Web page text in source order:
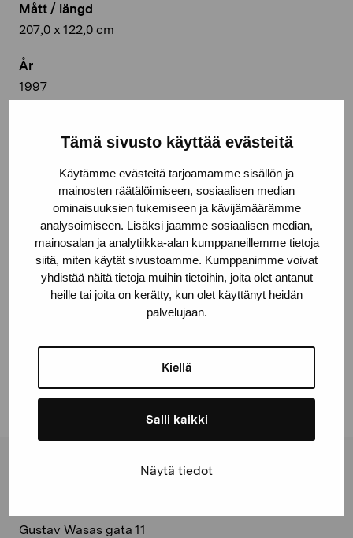
Tämä sivusto käyttää evästeitä
Käytämme evästeitä tarjoamamme sisällön ja
mainosten räätälöimiseen, sosiaalisen median
ominaisuuksien tukemiseen ja kävijämäärämme
analysoimiseen. Lisäksi jaamme sosiaalisen median,
mainosalan ja analytiikka-alan kumppaneillemme tietoja
siitä, miten käytät sivustoamme. Kumppanimme voivat
yhdistää näitä tietoja muihin tietoihin, joita olet antanut
heille tai joita on kerätty, kun olet käyttänyt heidän
palvelujaan.
Kiellä
Salli kaikki
Näytä tiedot
Mått / längd
207,0 x 122,0 cm
År
1997
Olja på pannå
Deponeringsplats
Borgaregatans skola, Vasa
© Kuvasto 2026
Facebook
Stiftelsen Pro Artibus
Gustav Wasas gata 11